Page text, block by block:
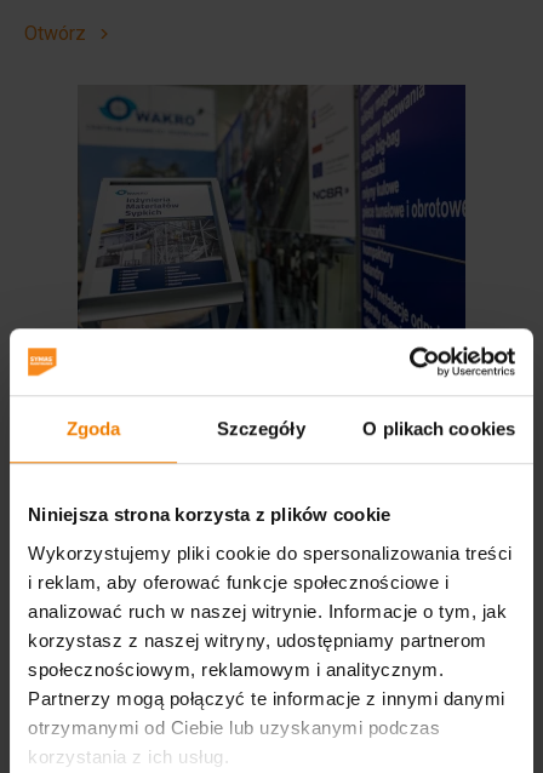
Zgoda Szczegóły O plikach cookies
Niniejsza strona korzysta z plików cookie
Wykorzystujemy pliki cookie do spersonalizowania treści
i reklam, aby oferować funkcje społecznościowe i
analizować ruch w naszej witrynie. Informacje o tym, jak
korzystasz z naszej witryny, udostępniamy partnerom
społecznościowym, reklamowym i analitycznym.
Partnerzy mogą połączyć te informacje z innymi danymi
otrzymanymi od Ciebie lub uzyskanymi podczas
korzystania z ich usług.
Otwórz
SYMAS® MAINTENANCE 2024
SYMAS® MAINTENANCE 2024
Otwórz